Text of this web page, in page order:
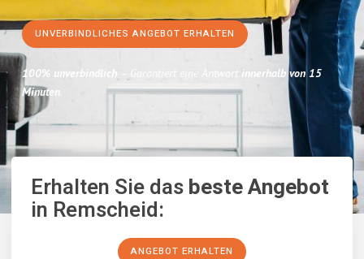
UNVERBINDLICHES ANGEBOT ERHALTEN
100% unverbindlich – Garantiert eine Antwort innerhalb von 15
Minuten.
Erhalten Sie dasbeste Angebot
in Remscheid:
ANGEBOT ERHALTEN